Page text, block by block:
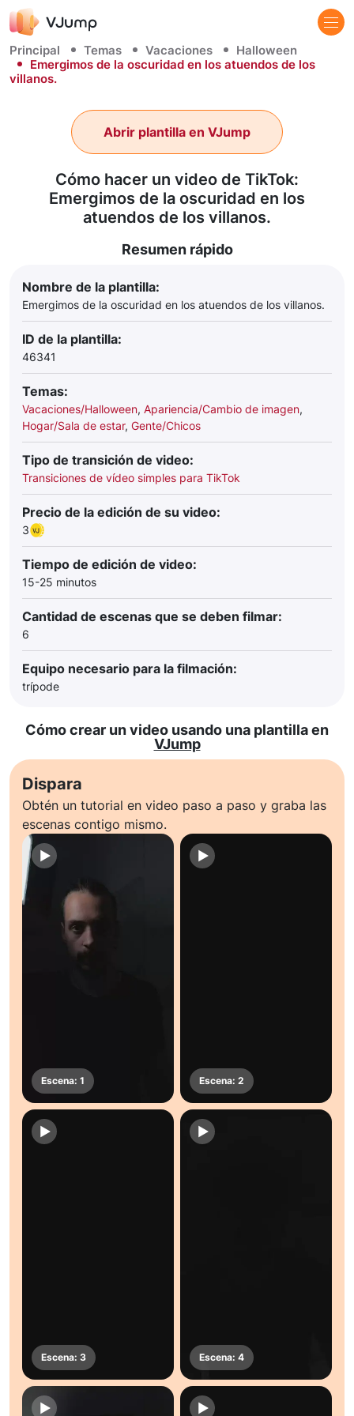
Principal Temas Vacaciones
Halloween
Emergimos de la oscuridad en los atuendos de los
villanos.
Cómo hacer un video de TikTok:
Emergimos de la oscuridad en los
atuendos de los villanos.
Abrir plantilla en VJump
Resumen rápido
Nombre de la plantilla:
Emergimos de la oscuridad en los atuendos de los villanos.
ID de la plantilla:
46341
Temas:
Vacaciones/Halloween, Apariencia/Cambio de imagen,
Hogar/Sala de estar, Gente/Chicos
Tipo de transición de video:
Transiciones de vídeo simples para TikTok
Precio de la edición de su video:
3
Tiempo de edición de video:
15-25 minutos
Cantidad de escenas que se deben filmar:
6
Equipo necesario para la filmación:
trípode
Cómo crear un video usando una plantilla en
VJump
Dispara
Obtén un tutorial en video paso a paso y graba las
escenas contigo mismo.